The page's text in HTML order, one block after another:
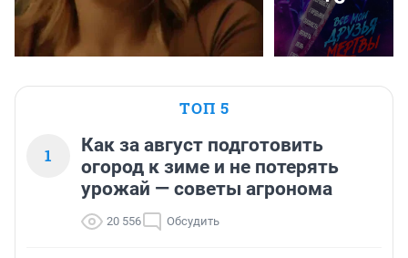
ТОП 5
1
Как за август подготовить
огород к зиме и не потерять
урожай — советы агронома
20 556 Обсудить